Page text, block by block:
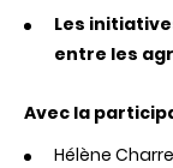
Les
entre les
Avec la
Hélène